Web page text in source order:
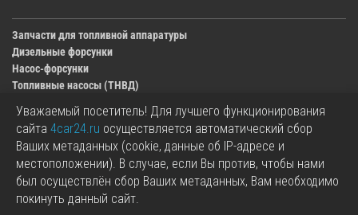
Запчасти для топливной аппаратуры
Дизельные форсунки
Насос-форсунки
Топливные насосы (ТНВД)
Изображения деталей, представленных в каталоге на сайте, могут отличаться от
оригиналов.
Информация о цене запчасти, указанная в каталоге на сайте, может отличаться от
фактической к моменту оформления заказа.
Все используемые товарные знаки являются собственностью их владельцев.
Названия марок, бренды и логотипы используются исключительно в
Уважаемый посетитель! Для лучшего функционирования
сайта 4car24.ru осуществляется автоматический сбор
Ваших метаданных (cookie, данные об IP-адресе и
местоположении). В случае, если Вы против, чтобы нами
был осуществлён сбор Ваших метаданных, Вам необходимо
покинуть данный сайт.